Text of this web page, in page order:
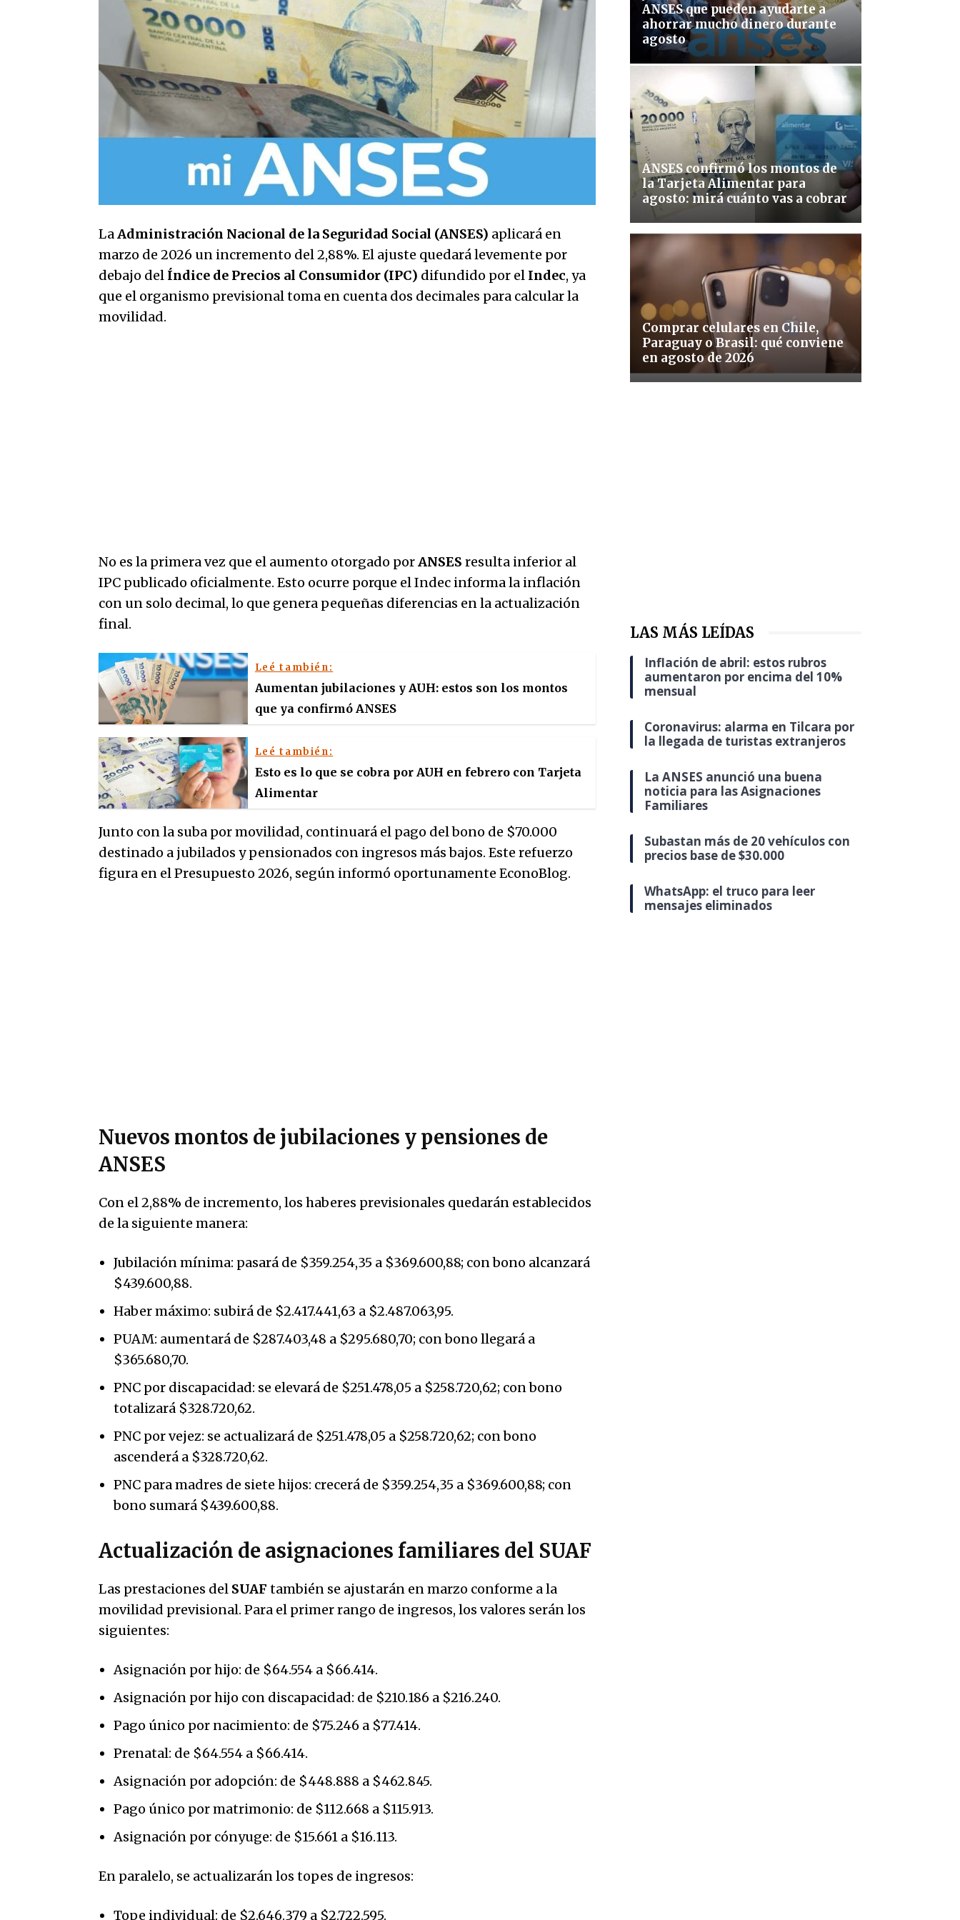
LaAdministración Nacional de la Seguridad Social (ANSES) aplicará en
marzo de 2026 un incremento del 2,88%. El ajuste quedará levemente por
debajo del Índice de Precios al Consumidor (IPC) difundido por el Indec, ya
que el organismo previsional toma en cuenta dos decimales para calcular la
movilidad.
No es la primera vez que el aumento otorgado porANSES resulta inferior al
IPC publicado oficialmente. Esto ocurre porque el Indec informa la inflación
con un solo decimal, lo que genera pequeñas diferencias en la actualización
final.
Leé también:
Aumentan jubilaciones y AUH: estos son los montos
que ya confirmó ANSES
Leé también:
Esto es lo que se cobra por AUH en febrero con Tarjeta
Alimentar
Junto con la suba por movilidad, continuará el pago del bono de $70.000
destinado a jubilados y pensionados con ingresos más bajos. Este refuerzo
figura en el Presupuesto 2026, según informó oportunamente EconoBlog.
Nuevos montos de jubilaciones y pensiones de
ANSES
Con el 2,88% de incremento, los haberes previsionales quedarán establecidos
de la siguiente manera:
Jubilación mínima: pasará de $359.254,35 a $369.600,88; con bono alcanzará
$439.600,88.
Haber máximo: subirá de $2.417.441,63 a $2.487.063,95.
PUAM: aumentará de $287.403,48 a $295.680,70; con bono llegará a
$365.680,70.
PNC por discapacidad: se elevará de $251.478,05 a $258.720,62; con bono
totalizará $328.720,62.
PNC por vejez: se actualizará de $251.478,05 a $258.720,62; con bono
ascenderá a $328.720,62.
PNC para madres de siete hijos: crecerá de $359.254,35 a $369.600,88; con
bono sumará $439.600,88.
Actualización de asignaciones familiares del SUAF
Las prestaciones del SUAF también se ajustarán en marzo conforme a la
movilidad previsional. Para el primer rango de ingresos, los valores serán los
siguientes:
Asignación por hijo: de $64.554 a $66.414.
Asignación por hijo con discapacidad: de $210.186 a $216.240.
Pago único por nacimiento: de $75.246 a $77.414.
Prenatal: de $64.554 a $66.414.
Asignación por adopción: de $448.888 a $462.845.
Pago único por matrimonio: de $112.668 a $115.913.
Asignación por cónyuge: de $15.661 a $16.113.
En paralelo, se actualizarán los topes de ingresos:
Tope individual: de $2.646.379 a $2.722.595.
ANSES que pueden ayudarte a
ahorrar mucho dinero durante
agosto
ANSES confirmó los montos de
la Tarjeta Alimentar para
agosto: mirá cuánto vas a cobrar
Comprar celulares en Chile,
Paraguay o Brasil: qué conviene
en agosto de 2026
LAS MÁS LEÍDAS
Inflación de abril: estos rubros
aumentaron por encima del 10%
mensual
Coronavirus: alarma en Tilcara por
la llegada de turistas extranjeros
La ANSES anunció una buena
noticia para las Asignaciones
Familiares
Subastan más de 20 vehículos con
precios base de $30.000
WhatsApp: el truco para leer
mensajes eliminados